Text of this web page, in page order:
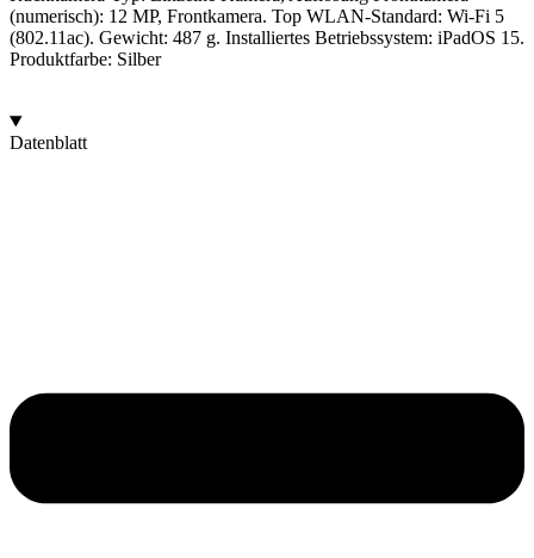
(numerisch): 12 MP, Frontkamera. Top WLAN-Standard: Wi-Fi 5
(802.11ac). Gewicht: 487 g. Installiertes Betriebssystem: iPadOS 15.
Produktfarbe: Silber
Datenblatt